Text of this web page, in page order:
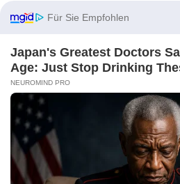
JETZT MEHR
Aktien ATX EuroStoxx 50 Dow Jones
S&P 500
Impressum-
Sitemap
-Datenschutz Disclaimer-AGB
Für Sie Empfohlen
Japan's Greatest Doctors
Age: Just Stop Drinking
NEUROMIND PRO